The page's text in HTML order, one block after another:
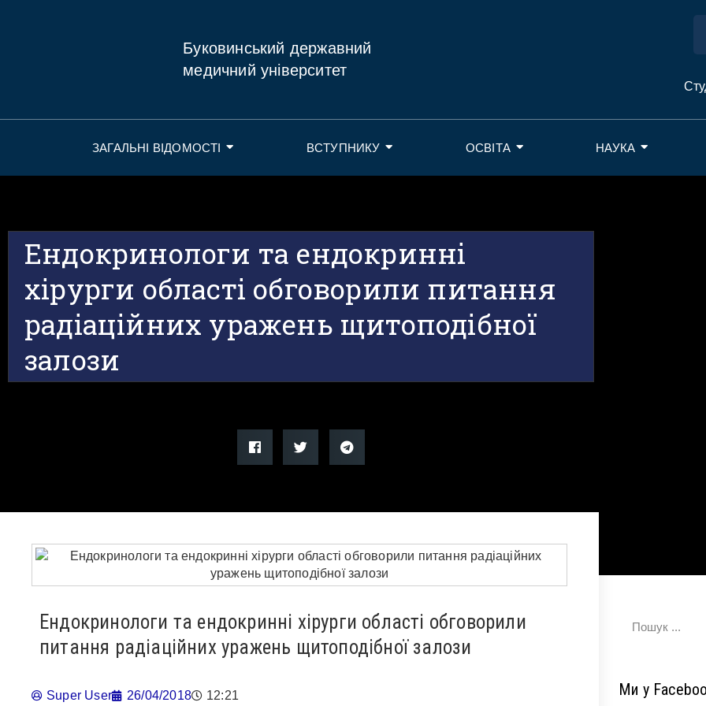
Буковинський державний
медичний університет
ЗАГАЛЬНІ ВІДОМОСТІ ВСТУПНИКУ ОСВІТА НАУКА
Ендокринологи та ендокринні
хірурги області обговорили питання
радіаційних уражень щитоподібної
залози
Ендокринологи та ендокринні хірурги області обговорили
питання радіаційних уражень щитоподібної залози
Super User 26/04/2018 12:21 Ми у